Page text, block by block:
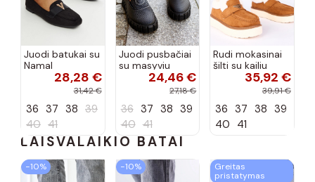
Juodi batukai su
Namal
dekoracija28,28 €
31,42 €
36 37 38 39
40 41
Juodi pusbačiai
su masyviu
padu Teska24,46 €
27,18 €
36 37 38 39
40 41
Rudi mokasinai
šilti su kailiu
35,92 €
39,91 €
36 37 38 39
40 41
LAISVALAIKIO BATAI
−10% −10%
Greitas
pristatymas